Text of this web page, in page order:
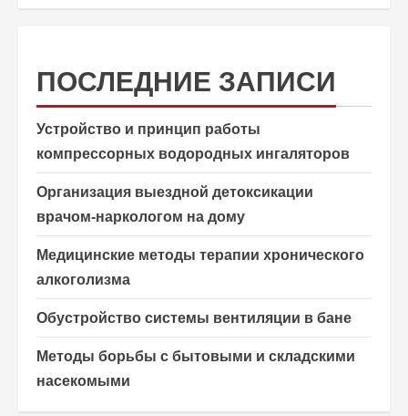
ПОСЛЕДНИЕ ЗАПИСИ
Устройство и принцип работы
компрессорных водородных ингаляторов
Организация выездной детоксикации
врачом-наркологом на дому
Медицинские методы терапии хронического
алкоголизма
Обустройство системы вентиляции в бане
Методы борьбы с бытовыми и складскими
насекомыми